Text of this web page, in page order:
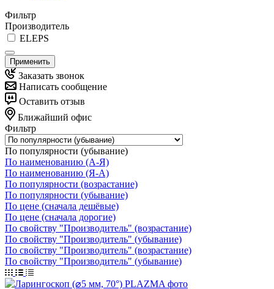
Фильтр
Производитель
ELEPS
Применить
Заказать звонок
Написать сообщение
Оставить отзыв
Ближайший офис
Фильтр
По популярности (убывание)
По наименованию (А-Я)
По наименованию (Я-А)
По популярности (возрастание)
По популярности (убывание)
По цене (сначала дешёвые)
По цене (сначала дорогие)
По свойству "Производитель" (возрастание)
По свойству "Производитель" (убывание)
По свойству "Производитель" (возрастание)
По свойству "Производитель" (убывание)